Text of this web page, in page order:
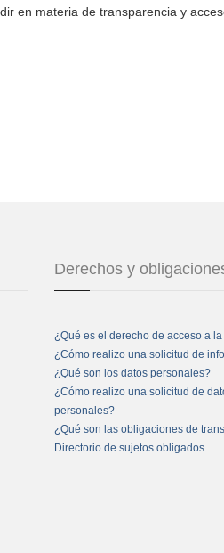
en materia de transparencia y
Derechos y
¿Qué es el derecho de acceso a
¿Cómo realizo una solicitud de
¿Qué son los datos personales?
¿Cómo realizo una solicitud de
personales?
¿Qué son las obligaciones de
Directorio de sujetos obligados